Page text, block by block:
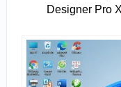
Designer Pro